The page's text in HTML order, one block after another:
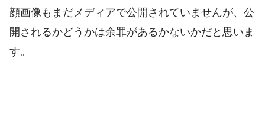
顔画像もまだメディアで公開されていませんが、公
開されるかどうかは余罪があるかないかだと思いま
す。